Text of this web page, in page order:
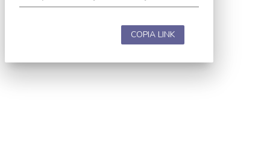
COPIA LINK